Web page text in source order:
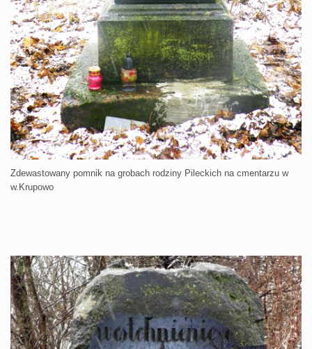
Zdewastowany pomnik na grobach rodziny Pileckich na cmentarzu w
w.Krupowo